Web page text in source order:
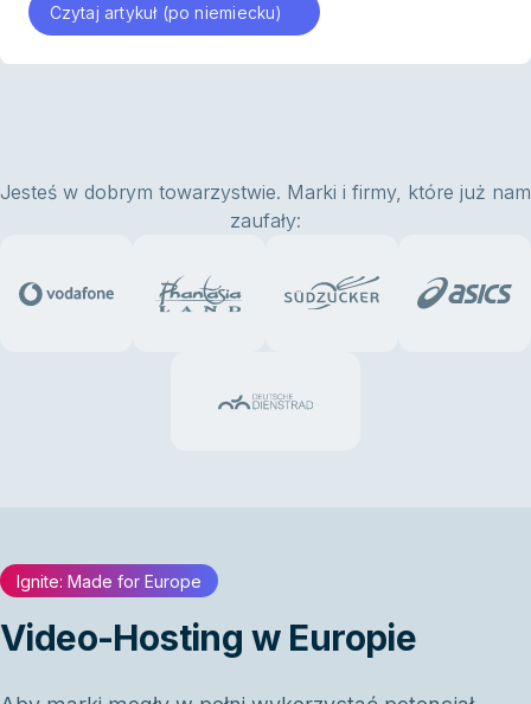
Czytaj artykuł (po niemiecku)
Jesteś w dobrym towarzystwie. Marki i firmy, które już nam
zaufały:
Ignite: Made for Europe
Video-Hosting w Europie